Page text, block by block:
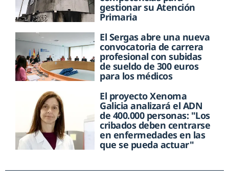
gestionar su Atención
Primaria
El Sergas abre una nueva
convocatoria de carrera
profesional con subidas
de sueldo de 300 euros
para los médicos
El proyecto Xenoma
Galicia analizará el ADN
de 400.000 personas: "Los
cribados deben centrarse
en enfermedades en las
que se pueda actuar"